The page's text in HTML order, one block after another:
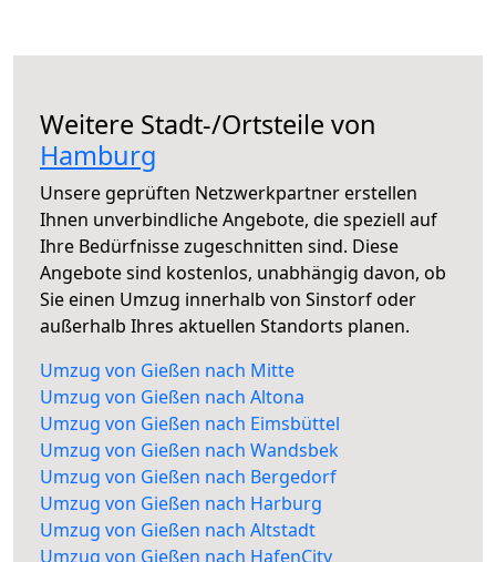
Weitere Stadt-/Ortsteile von
Hamburg
Unsere geprüften Netzwerkpartner erstellen
Ihnen unverbindliche Angebote, die speziell auf
Ihre Bedürfnisse zugeschnitten sind. Diese
Angebote sind kostenlos, unabhängig davon, ob
Sie einen Umzug innerhalb von Sinstorf oder
außerhalb Ihres aktuellen Standorts planen.
Umzug von Gießen nach Mitte
Umzug von Gießen nach Altona
Umzug von Gießen nach Eimsbüttel
Umzug von Gießen nach Wandsbek
Umzug von Gießen nach Bergedorf
Umzug von Gießen nach Harburg
Umzug von Gießen nach Altstadt
Umzug von Gießen nach HafenCity